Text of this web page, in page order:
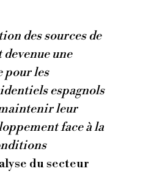
des sources de
une
pour les
espagnols
leur
face à la
du secteur